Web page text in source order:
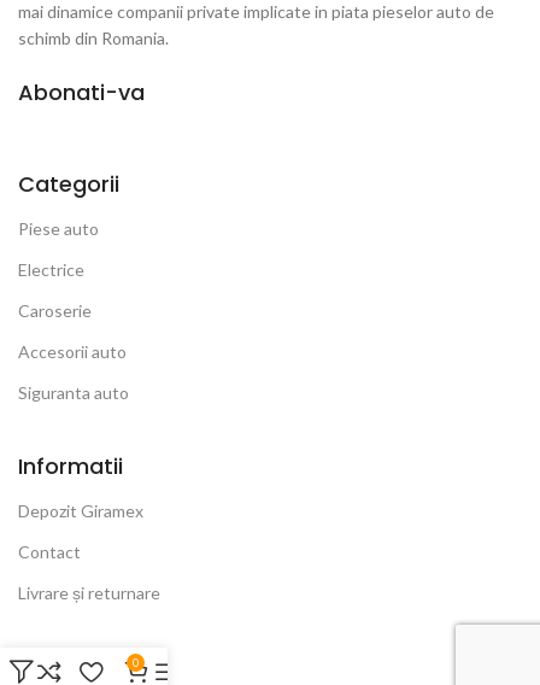
mai dinamice companii private implicate in piata pieselor auto de
schimb din Romania.
Abonati-va
Categorii
Piese auto
Electrice
Caroserie
Accesorii auto
Siguranta auto
Informatii
Depozit Giramex
Contact
Livrare și returnare
Link-uri Utile
0